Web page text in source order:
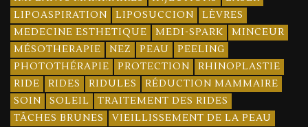
LIPOASPIRATION
LIPOSUCCION
LÈVRES
MEDECINE ESTHETIQUE
MEDI-SPARK
MINCEUR
MÉSOTHERAPIE
NEZ PEAU
PEELING
PHOTOTHÉRAPIE
PROTECTION
RHINOPLASTIE
RIDE
RIDES RIDULES
RÉDUCTION MAMMAIRE
SOIN
SOLEIL
TRAITEMENT DES RIDES
TÂCHES BRUNES
VIEILLISSEMENT DE LA PEAU